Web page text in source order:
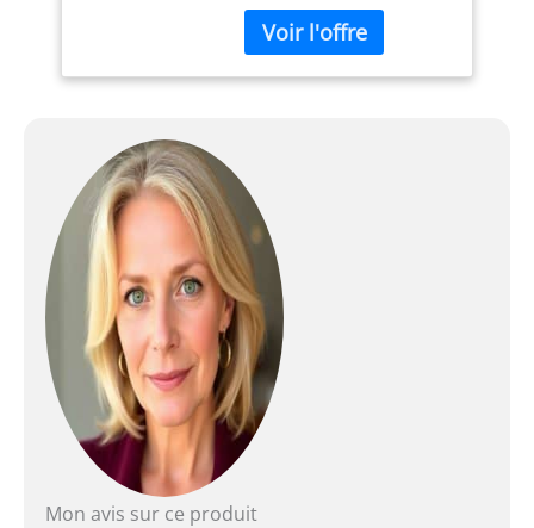
Mon avis sur ce produit